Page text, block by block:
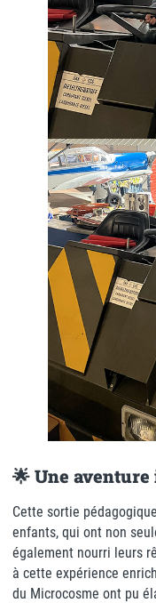
🌟 Une
Cette sortie
enfants, qui ont non
également nourri leurs
à cette expérience
du Microcosme ont pu